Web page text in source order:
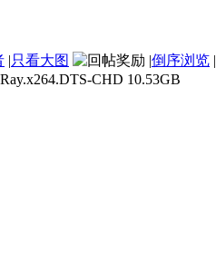
|只看大图 |倒序浏览 |
CHD 10.53GB